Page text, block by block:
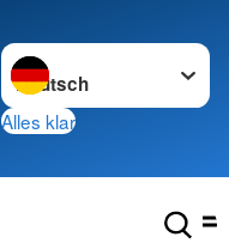
Sprache wechseln zu
Alles klar